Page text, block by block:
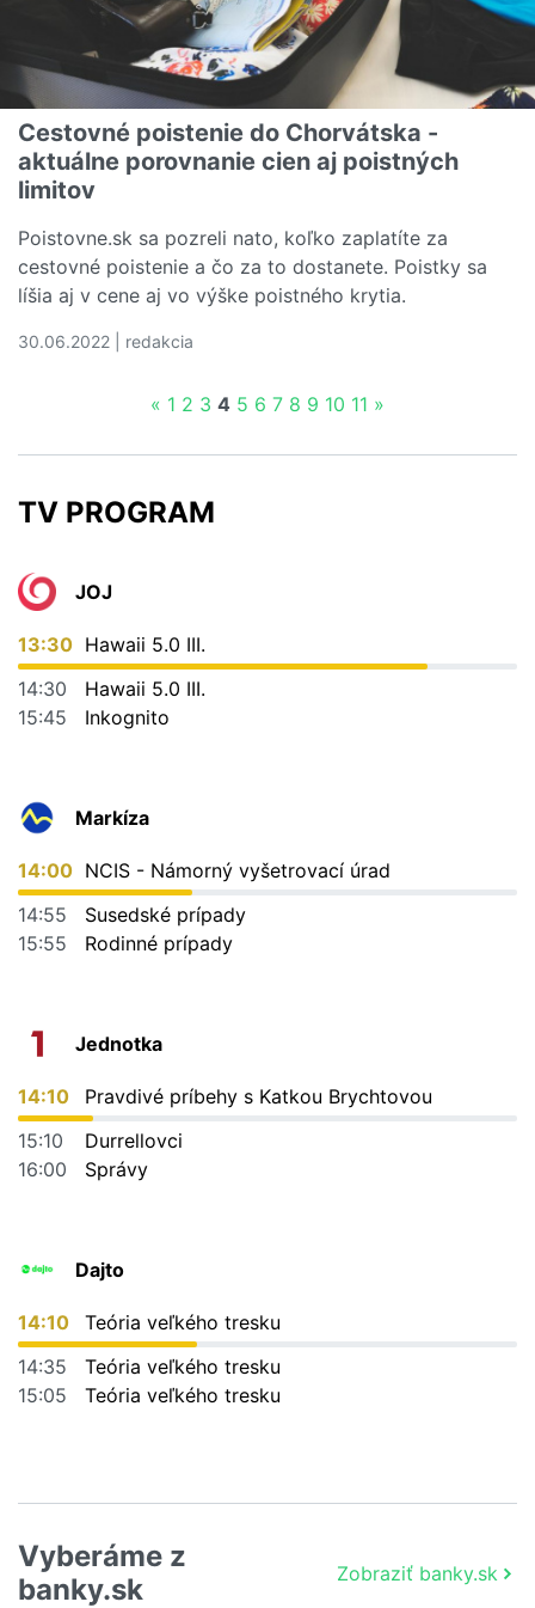
Cestovné poistenie do Chorvátska -
aktuálne porovnanie cien aj poistných
limitov
Poistovne.sk sa pozreli nato, koľko zaplatíte za
cestovné poistenie a čo za to dostanete. Poistky sa
líšia aj v cene aj vo výške poistného krytia.
30.06.2022 | redakcia
« 1 2 3 4 5 6 7 8 9 10 11 »
TV PROGRAM
JOJ
13:30 Hawaii 5.0 III.
14:30
Hawaii 5.0 III.
15:45
Inkognito
Markíza
14:00 NCIS - Námorný vyšetrovací úrad
14:55
Susedské prípady
15:55
Rodinné prípady
Jednotka
14:10
Pravdivé príbehy s Katkou Brychtovou
15:10
Durrellovci
16:00
Správy
Dajto
14:10
Teória veľkého tresku
14:35
Teória veľkého tresku
15:05
Teória veľkého tresku
Vyberáme z
banky.sk
Zobraziť banky.sk